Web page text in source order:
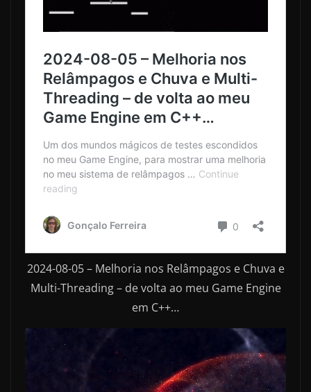
2024-08-05 – Melhoria nos Relâmpagos e Chuva e
Multi-Threading – de volta ao meu Game Engine
em C++…